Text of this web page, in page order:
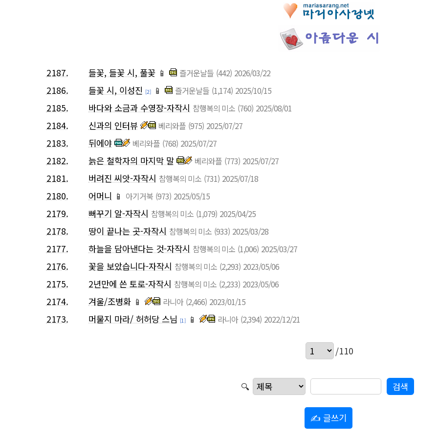
2187. 들꽃, 들꽃 시, 풀꽃 📱 즐거운날들 (442) 2026/03/22
2186. 들꽃 시, 이성진 [2] 📱 즐거운날들 (1,174) 2025/10/15
2185. 바다와 소금과 수영장-자작시 참행복의 미소 (760) 2025/08/01
2184. 신과의 인터뷰 베리와플 (975) 2025/07/27
2183. 뒤에야 베리와플 (768) 2025/07/27
2182. 늙은 철학자의 마지막 말 베리와플 (773) 2025/07/27
2181. 버려진 씨앗-자작시 참행복의 미소 (731) 2025/07/18
2180. 어머니 📱 아기거북 (973) 2025/05/15
2179. 뻐꾸기 알-자작시 참행복의 미소 (1,079) 2025/04/25
2178. 땅이 끝나는 곳-자작시 참행복의 미소 (933) 2025/03/28
2177. 하늘을 담아낸다는 것-자작시 참행복의 미소 (1,006) 2025/03/27
2176. 꽃을 보았습니다-자작시 참행복의 미소 (2,293) 2023/05/06
2175. 2년만에 쓴 토로-자작시 참행복의 미소 (2,233) 2023/05/06
2174. 겨울/조병화 📱 라니아 (2,466) 2023/01/15
2173. 머물지 마라/ 허허당 스님 [1] 📱 라니아 (2,394) 2022/12/21
/110
🔍
✍ 글쓰기